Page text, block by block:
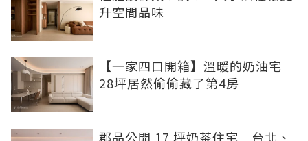
升空間品味
【一家四口開箱】溫暖的奶油宅
28坪居然偷偷藏了第4房
郡品公開 17 坪奶茶住宅｜台北、